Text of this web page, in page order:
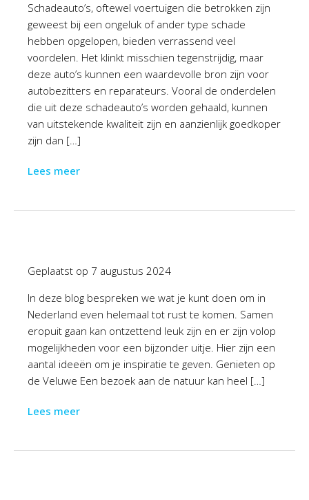
Schadeauto’s, oftewel voertuigen die betrokken zijn
geweest bij een ongeluk of ander type schade
hebben opgelopen, bieden verrassend veel
voordelen. Het klinkt misschien tegenstrijdig, maar
deze auto’s kunnen een waardevolle bron zijn voor
autobezitters en reparateurs. Vooral de onderdelen
die uit deze schadeauto’s worden gehaald, kunnen
van uitstekende kwaliteit zijn en aanzienlijk goedkoper
zijn dan […]
Lees meer
Geplaatst op 7 augustus 2024
In deze blog bespreken we wat je kunt doen om in
Nederland even helemaal tot rust te komen. Samen
eropuit gaan kan ontzettend leuk zijn en er zijn volop
mogelijkheden voor een bijzonder uitje. Hier zijn een
aantal ideeën om je inspiratie te geven. Genieten op
de Veluwe Een bezoek aan de natuur kan heel […]
Lees meer